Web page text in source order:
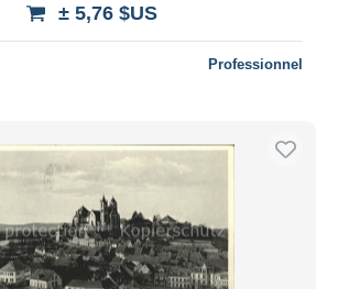
± 5,76 $US
Professionnel